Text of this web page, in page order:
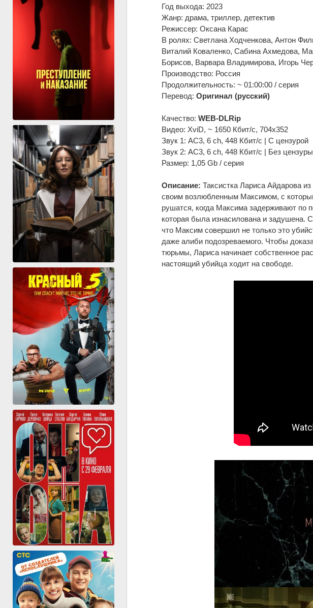
Год выхода: 2023
Жанр: драма, триллер, детектив
Режиссер: Оксана Карас
В ролях: Светлана Ходченкова, Антон
Виталий Коваленко, Сабина Ахмедова,
Борисов, Варвара Владимирова, Игорь
Производство: Россия
Продолжительность: ~ 01:00:00 / серия
Перевод: Оригинал (русский)
Качество: WEB-DLRip
Видео: XviD, ~ 1650 Кбит/с, 704x352
Звук 1: AC3, 6 ch, 448 Кбит/с | C цензурой
Звук 2: AC3, 6 ch, 448 Кбит/с | Без
Размер: 1,05 Gb / серия
Описание: Таксистка Лариса Айдарова из
своим возлюбленным Максимом, с
рушатся, когда Максима задерживают по
которая была изнасилована и задушена.
что Максим совершил не только это
даже алиби подозреваемого. Чтобы
тюрьмы, Лариса начинает собственное
настоящий убийца ходит на свободе.